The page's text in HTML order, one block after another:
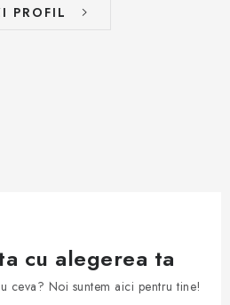
PROFIL
cu alegerea ta
ceva? Noi suntem aici pentru tine!